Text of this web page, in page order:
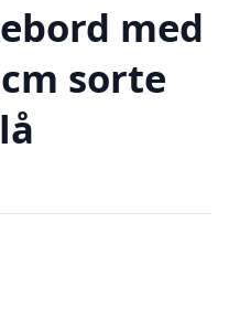
med
sorte